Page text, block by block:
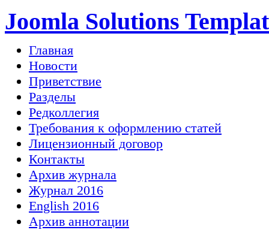
Joomla Solutions
Главная
Новости
Приветствие
Разделы
Редколлегия
Требования к оформлению статей
Лицензионный договор
Контакты
Архив журнала
Журнал 2016
English 2016
Архив аннотации